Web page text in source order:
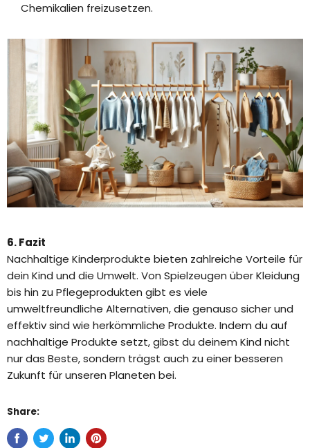
Chemikalien freizusetzen.
6. Fazit
Nachhaltige Kinderprodukte bieten zahlreiche Vorteile für
dein Kind und die Umwelt. Von Spielzeugen über Kleidung
bis hin zu Pflegeprodukten gibt es viele
umweltfreundliche Alternativen, die genauso sicher und
effektiv sind wie herkömmliche Produkte. Indem du auf
nachhaltige Produkte setzt, gibst du deinem Kind nicht
nur das Beste, sondern trägst auch zu einer besseren
Zukunft für unseren Planeten bei.
Share: